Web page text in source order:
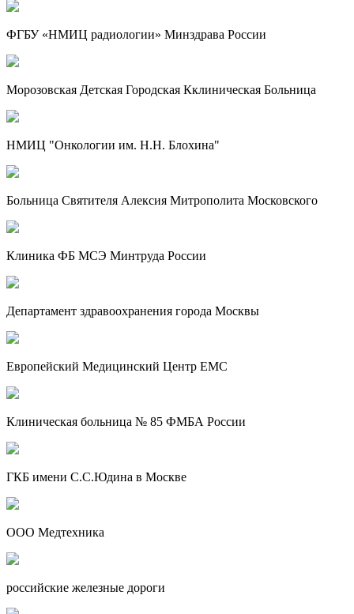
ФГБУ «НМИЦ радиологии» Минздрава России
Морозовская Детская Городская Кклиническая Больница
НМИЦ "Онкологии им. Н.Н. Блохина"
Больница Святителя Алексия Митрополита Московского
Клиника ФБ МСЭ Минтруда России
Департамент здравоохранения города Москвы
Европейский Медицинский Центр EMC
Клиническая больница № 85 ФМБА России
ГКБ имени С.С.Юдина в Москве
ООО Медтехника
российские железные дороги